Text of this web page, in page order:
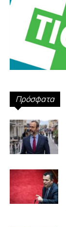
Πρόσφατα